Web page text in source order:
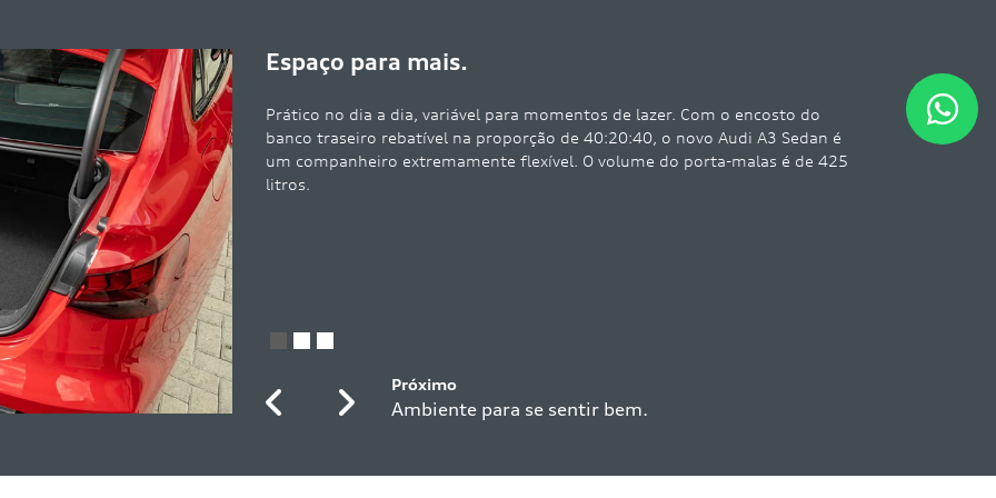
No interior, o pacote de iluminação
bem-estar. A partir da versão Performance
ambiente plus, pode escolher entre 30
PreviousNext